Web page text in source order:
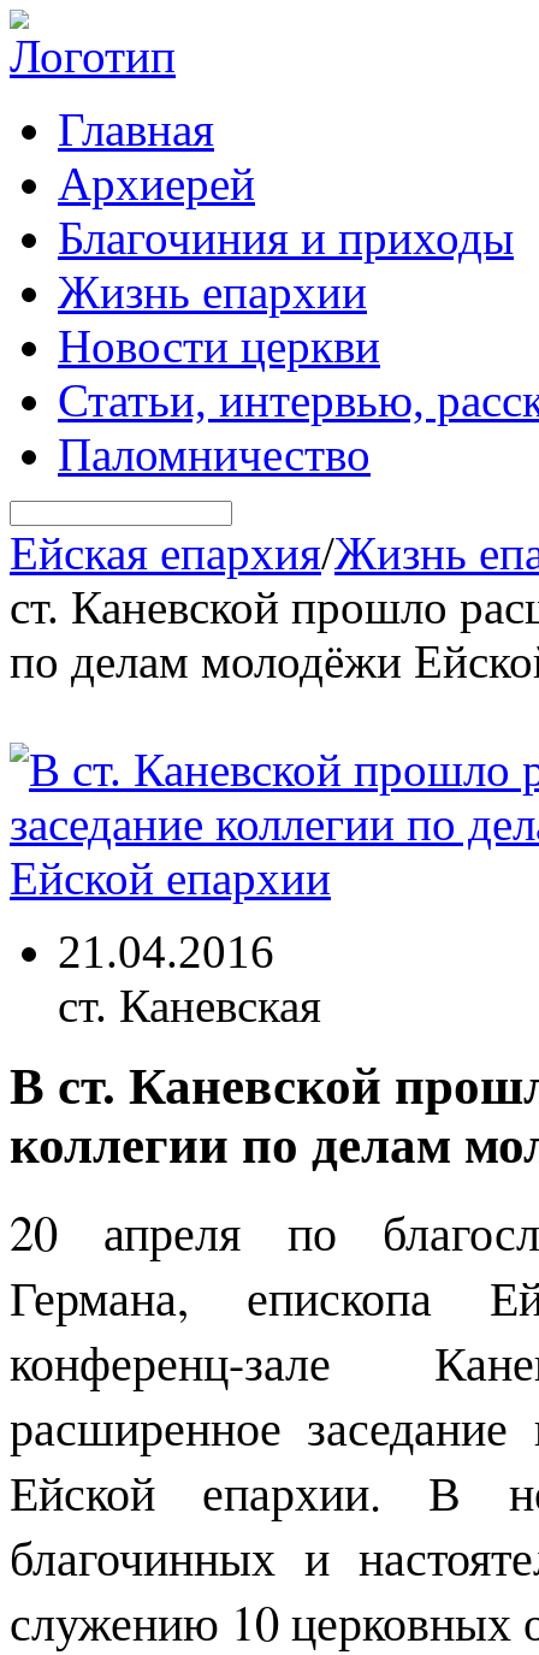
Главная
Архиерей
Благочиния и приходы
Жизнь епархии
Новости церкви
Статьи, интервью,
Паломничество
Ейская епархия/Жизнь
ст. Каневской прошло
по делам молодёжи
21.04.2016
ст. Каневская
В ст. Каневской
коллегии по делам
20 апреля по
Германа, епископа
конференц-зале
расширенное
Ейской епархии. В
благочинных и
служению 10 церковных